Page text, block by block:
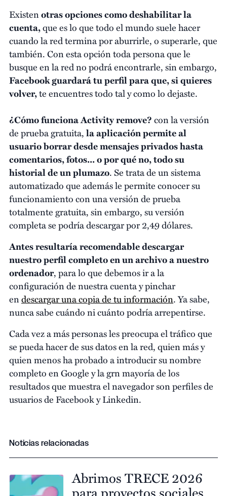
Existenotras opciones como deshabilitar la
cuenta,que es lo que todo el mundo suele hacer
cuando la red termina por aburrirle, o superarle, que
también. Con esta opción toda persona que le
busque en la red no podrá encontrarle, sin embargo,
Facebook guardará tu perfil para que, si quieres
volver,te encuentres todo tal y como lo dejaste.
¿Cómo funciona Activity remove?con la versión
de prueba gratuita,la aplicación permite al
usuario borrar desde mensajes privados hasta
comentarios, fotos... o por qué no, todo su
historial de un plumazo. Se trata de un sistema
automatizado que además le permite conocer su
funcionamiento con una versión de prueba
totalmente gratuita, sin embargo, su versión
completa se podría descargar por 2,49 dólares.
Antes resultaría recomendable descargar
nuestro perfil completo en un archivo a nuestro
ordenador, para lo que debemos ir a la
configuración de nuestra cuenta y pinchar
endescargar una copia de tu información. Ya sabe,
nunca sabe cuándo ni cuánto podría arrepentirse.
Cada vez a más personas les preocupa el tráfico que
se pueda hacer de sus datos en la red, quien más y
quien menos ha probado a introducir su nombre
completo en Google y la grn mayoría de los
resultados que muestra el navegador son perfiles de
usuarios de Facebook y Linkedin.
Noticias relacionadas
Abrimos TRECE 2026
para proyectos sociales